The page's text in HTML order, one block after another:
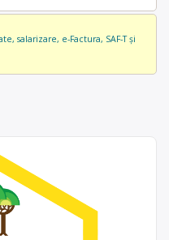
salarizare, e-Factura, SAF-T și